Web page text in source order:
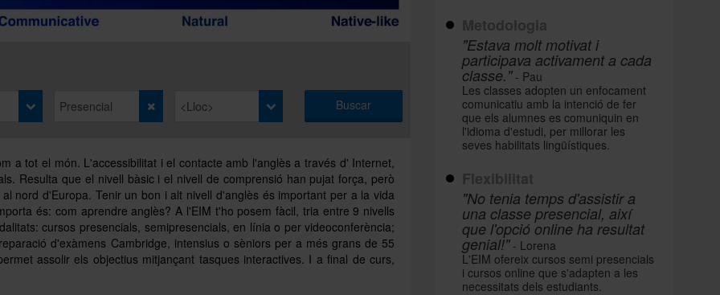
Buscar
a tot el món. L'accessibilitat i el contacte amb l'anglès a través d' Internet,
Resulta que el nivell bàsic i el nivell de comprensió han pujat força, però
nord d'Europa. Tenir un bon i alt nivell d'anglès és important per a la vida
és: com aprendre anglès? A l'EIM t'ho posem fàcil, tria entre 9 nivells
cursos presencials, semipresencials, en línia o per videoconferència;
d'exàmens Cambridge, intensius o sèniors per a més grans de 55
assolir els objectius mitjançant tasques interactives. I a final de curs,
Metodologia
"Estava molt motivat i
participava activament a cada
classe."- Pau
Les classes adopten un enfocament
comunicatiu amb la intenció de fer
que els alumnes es comuniquin en
l'idioma d'estudi, per millorar les
seves habilitats lingüístiques.
Flexibilitat
"No tenia temps d'assistir a
una classe presencial, així
que l'opció online ha resultat
genial!"- Lorena
L'EIM ofereix cursos semi presencials
i cursos online que s'adapten a les
necessitats dels estudiants.